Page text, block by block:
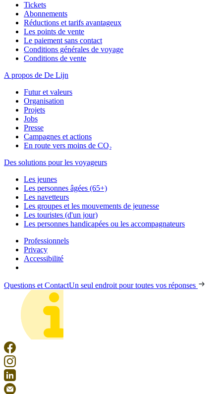
Tickets
Abonnements
Réductions et tarifs avantageux
Les points de vente
Le paiement sans contact
Conditions générales de voyage
Conditions de vente
A propos de De Lijn
Futur et valeurs
Organisation
Projets
Jobs
Presse
Campagnes et actions
En route vers moins de CO₂
Des solutions pour les voyageurs
Les jeunes
Les personnes âgées (65+)
Les navetteurs
Les groupes et les mouvements de jeunesse
Les touristes (d'un jour)
Les personnes handicapées ou les accompagnateurs
Professionnels
Privacy
Accessibilité
Questions et ContactUn seul endroit pour toutes vos réponses